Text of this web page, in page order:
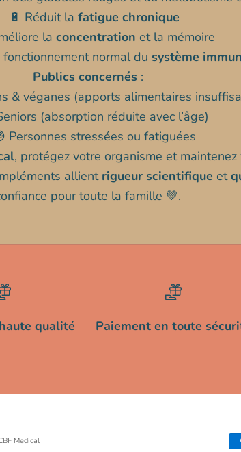
🔋 Réduit la fatigue chronique
la concentration et la mémoire
normal du système
Publics concernés :
& véganes (apports alimentaires
(absorption réduite avec l’âge)
Personnes stressées ou fatiguées
, protégez votre organisme et
allient rigueur scientifique et
pour toute la famille 💚.
qualité Paiement en toute
Medical